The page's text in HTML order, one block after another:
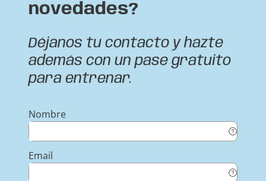
novedades?
Déjanos tu contacto y hazte
además con un pase gratuito
para entrenar.
Nombre
Email